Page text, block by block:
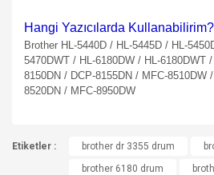
Hangi Yazıcılarda Kullanabilirim?
Brother HL-5440D / HL-5445D / HL-
5470DWT / HL-6180DW / HL-6180DWT /
8150DN / DCP-8155DN / MFC-8510DW /
8520DN / MFC-8950DW
konularda yetersiz gördüğünüz
kullanarak tarafımıza iletebilirsiniz.
Etiketler : brother dr 3355 drum
brother 6180 drum